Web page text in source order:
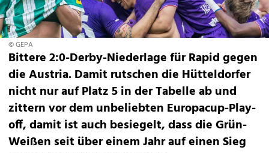
© GEPA
Bittere 2:0-Derby-Niederlage für Rapid gegen
die Austria. Damit rutschen die Hütteldorfer
nicht nur auf Platz 5 in der Tabelle ab und
zittern vor dem unbeliebten Europacup-Play-
off, damit ist auch besiegelt, dass die Grün-
Weißen seit über einem Jahr auf einen Sieg